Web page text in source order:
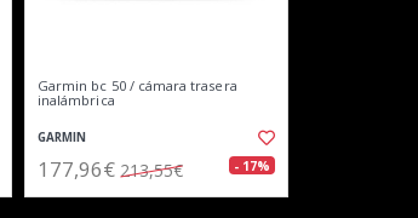
Garmin bc 50 / cámara trasera
inalámbrica
GARMIN
177,96€ 213,55€ - 17%